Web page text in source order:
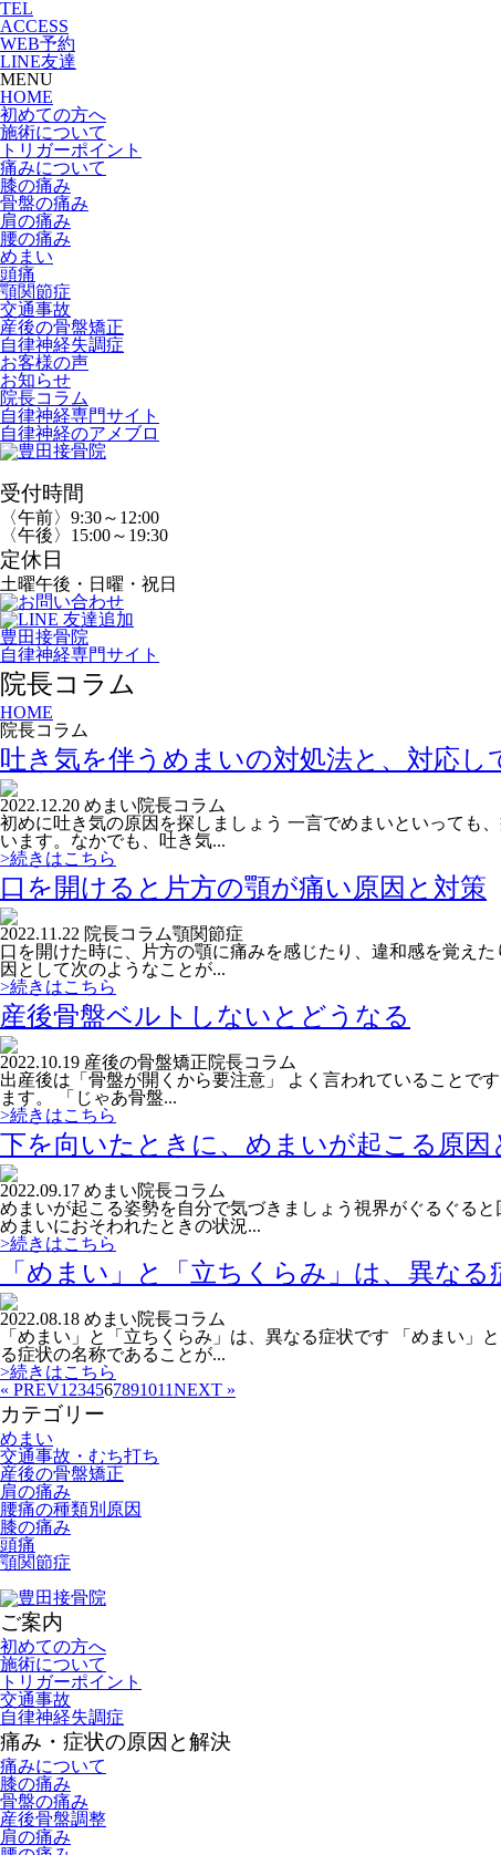
TEL
ACCESS
WEB予約
LINE友達
MENU
HOME
初めての方へ
施術について
トリガーポイント
痛みについて
膝の痛み
骨盤の痛み
肩の痛み
腰の痛み
めまい
頭痛
顎関節症
交通事故
産後の骨盤矯正
自律神経失調症
お客様の声
お知らせ
院長コラム
自律神経専門サイト
自律神経のアメブロ
受付時間
〈午前〉9:30～12:00
〈午後〉15:00～19:30
定休日
土曜午後・日曜・祝日
豊田接骨院
自律神経専門サイト
院長コラム
HOME
院長コラム
吐き気を伴うめまいの対処法と、対応し
2022.12.20 めまい院長コラム
初めに吐き気の原因を探しましょう 一言でめまいといっても
います。なかでも、吐き気...
>続きはこちら
口を開けると片方の顎が痛い原因と対策
2022.11.22 院長コラム顎関節症
口を開けた時に、片方の顎に痛みを感じたり、違和感を覚え
因として次のようなことが...
>続きはこちら
産後骨盤ベルトしないとどうなる
2022.10.19 産後の骨盤矯正院長コラム
出産後は「骨盤が開くから要注意」 よく言われていることで
ます。 「じゃあ骨盤...
>続きはこちら
下を向いたときに、めまいが起こる原因
2022.09.17 めまい院長コラム
めまいが起こる姿勢を自分で気づきましょう視界がぐるぐる
めまいにおそわれたときの状況...
>続きはこちら
「めまい」と「立ちくらみ」は、異なる
2022.08.18 めまい院長コラム
「めまい」と「立ちくらみ」は、異なる症状です 「めまい
る症状の名称であることが...
>続きはこちら
« PREV1 234567891011NEXT »
カテゴリー
めまい
交通事故・むち打ち
産後の骨盤矯正
肩の痛み
腰痛の種類別原因
膝の痛み
頭痛
顎関節症
ご案内
初めての方へ
施術について
トリガーポイント
交通事故
自律神経失調症
痛み・症状の原因と解決
痛みについて
膝の痛み
骨盤の痛み
産後骨盤調整
肩の痛み